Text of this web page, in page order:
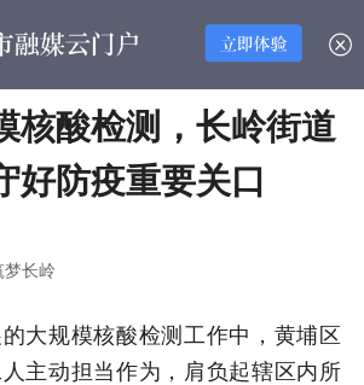
核酸检测，长岭街道
好防疫重要关口
梦长岭
大规模核酸检测工作中，黄埔区
主动担当作为，肩负起辖区内所